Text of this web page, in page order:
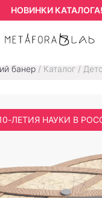
НОВИНКИ КАТАЛОГА!
банер / Каталог /
ЛЕТИЯ НАУКИ В